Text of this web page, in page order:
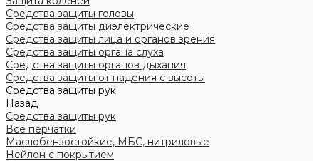
Средства защиты головы
Средства защиты диэлектрические
Средства защиты лица и органов зрения
Средства защиты органа слуха
Средства защиты органов дыхания
Средства защиты от падения с высоты
Средства защиты рук
Назад
Средства защиты рук
Все перчатки
Маслобензостойкие, МБС, нитриловые
Нейлон с покрытием